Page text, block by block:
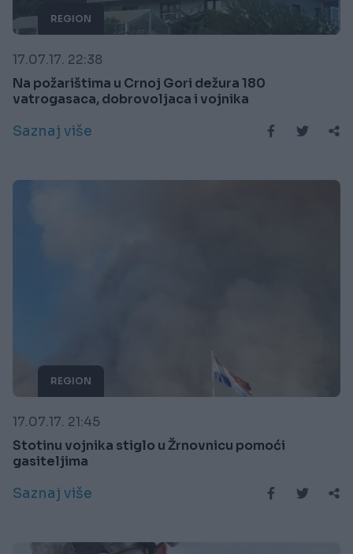
REGION
17.07.17. 22:38
Na požarištima u Crnoj Gori dežura 180
vatrogasaca, dobrovoljaca i vojnika
Saznaj više
REGION
17.07.17. 21:45
Stotinu vojnika stiglo u Žrnovnicu pomoći
gasiteljima
Saznaj više